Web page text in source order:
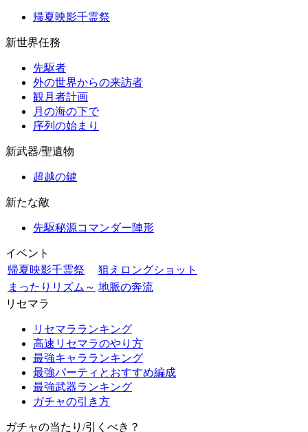
帰夏映影千霊祭
新世界任務
先駆者
外の世界からの来訪者
観月者計画
月の海の下で
序列の始まり
新武器/聖遺物
超越の鍵
新たな敵
先駆秘源コマンダー陣形
イベント
帰夏映影千霊祭
狙えロングショット
まったりリズム～ 地脈の奔流
リセマラ
リセマラランキング
高速リセマラのやり方
最強キャラランキング
最強パーティとおすすめ編成
最強武器ランキング
ガチャの引き方
ガチャの当たり/引くべき？